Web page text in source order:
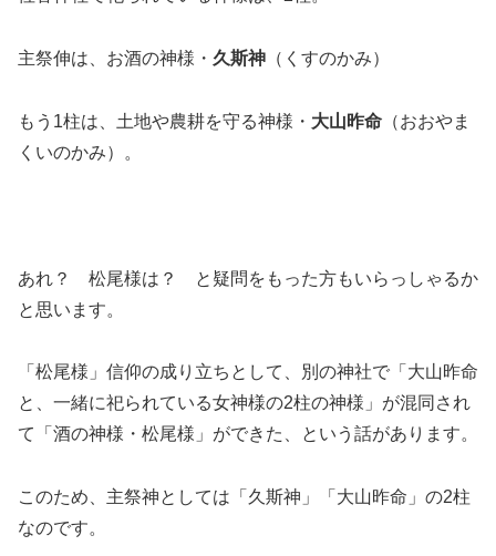
主祭伸は、お酒の神様・ 久斯神 （くすのかみ）
もう1柱は、土地や農耕を守る神様・ 大山昨命 （おおやま
くいのかみ）。
あれ？ 松尾様は？ と疑問をもった方もいらっしゃるか
と思います。
「松尾様」信仰の成り立ちとして、別の神社で「大山昨命
と、一緒に祀られている女神様の2柱の神様」が混同され
て「酒の神様・松尾様」ができた、という話があります。
このため、主祭神としては「久斯神」「大山昨命」の2柱
なのです。